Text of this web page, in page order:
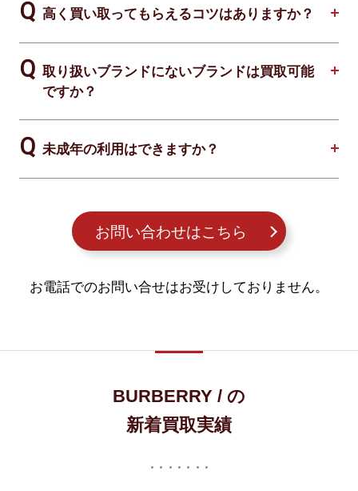
高く買い取ってもらえるコツはありますか？
取り扱いブランドにないブランドは買取可能
ですか？
未成年の利用はできますか？
お問い合わせはこちら
お電話でのお問い合せはお受けしておりません。
BURBERRY / の
新着買取実績